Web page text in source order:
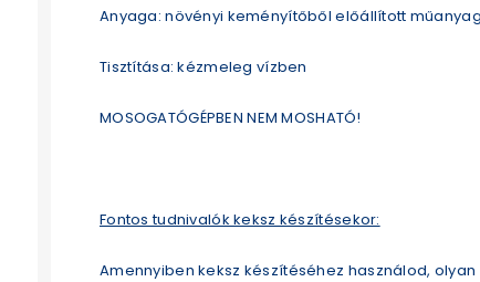
Anyaga: növényi keményítőből előállított műanyag
Tisztítása: kézmeleg vízben
MOSOGATÓGÉPBEN NEM MOSHATÓ!
Fontos tudnivalók keksz készítésekor:
Amennyiben keksz készítéséhez használod,